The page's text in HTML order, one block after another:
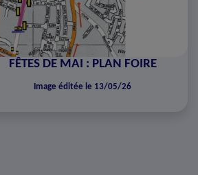
FÊTES DE MAI : PLAN FOIRE
Image éditée le 13/05/26